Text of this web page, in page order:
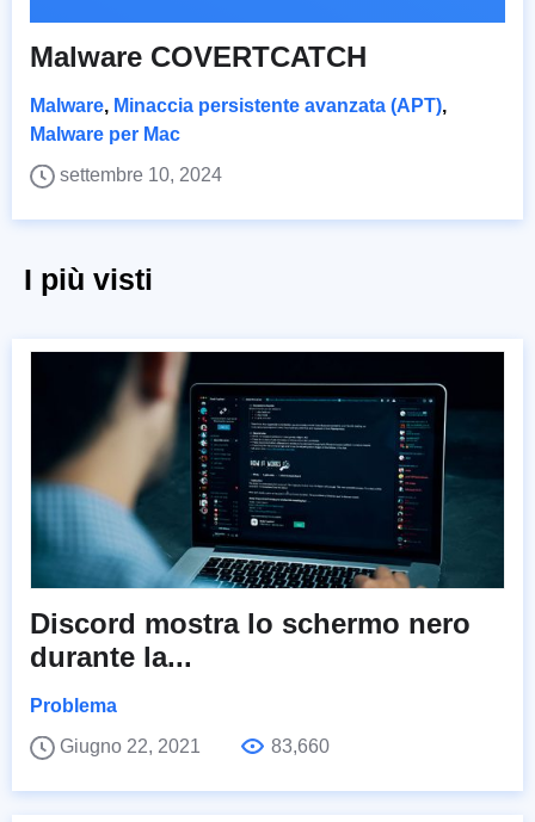
Malware COVERTCATCH
Malware, Minaccia persistente avanzata (APT),
Malware per Mac
settembre 10, 2024
I più visti
Discord mostra lo schermo nero
durante la...
Problema
Giugno 22, 2021
83,660